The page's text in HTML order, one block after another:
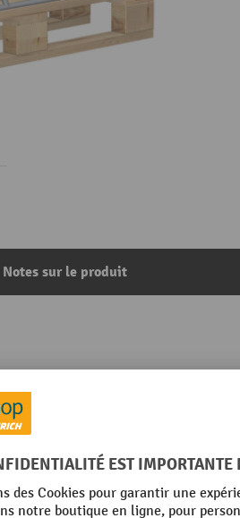
Notes sur le produit
V, palette industrielle,
la catégorie :